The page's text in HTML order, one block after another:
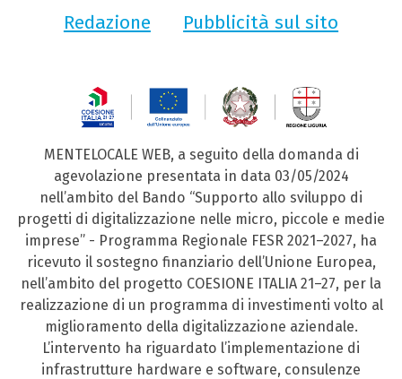
Redazione
Pubblicità sul sito
MENTELOCALE WEB, a seguito della domanda di
agevolazione presentata in data 03/05/2024
nell’ambito del Bando “Supporto allo sviluppo di
progetti di digitalizzazione nelle micro, piccole e medie
imprese” - Programma Regionale FESR 2021–2027, ha
ricevuto il sostegno finanziario dell’Unione Europea,
nell’ambito del progetto COESIONE ITALIA 21–27, per la
realizzazione di un programma di investimenti volto al
miglioramento della digitalizzazione aziendale.
L’intervento ha riguardato l’implementazione di
infrastrutture hardware e software, consulenze